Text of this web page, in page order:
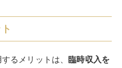
るメリットは、臨時収入を